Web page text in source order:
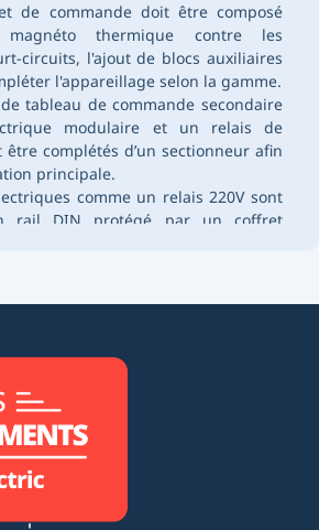
de commande doit être composé
magnéto thermique contre les
circuits, l'ajout de blocs auxiliaires
l'appareillage selon la gamme.
tableau de commande secondaire
modulaire et un relais de
être complétés d’unsectionneur afin
principale.
comme un relais 220V sont
rail DIN protégé par uncoffret